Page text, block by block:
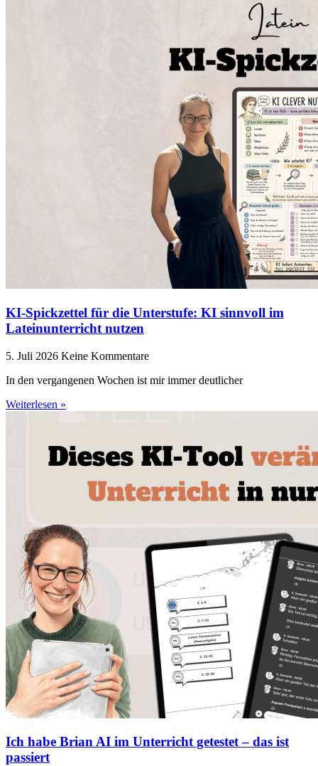
KI-Spickzettel für die Unterstufe: KI sinnvoll im
Lateinunterricht nutzen
5. Juli 2026 Keine Kommentare
In den vergangenen Wochen ist mir immer deutlicher
Weiterlesen »
Ich habe Brian AI im Unterricht getestet – das ist
passiert